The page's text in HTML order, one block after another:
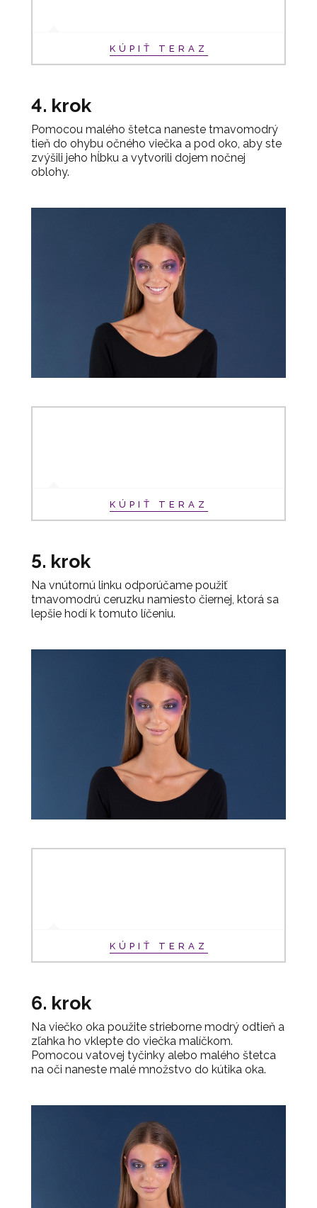
KÚPIŤ TERAZ
4. krok
Pomocou malého štetca naneste tmavomodrý
tieň do ohybu očného viečka a pod oko, aby ste
zvýšili jeho hĺbku a vytvorili dojem nočnej
oblohy.
KÚPIŤ TERAZ
5. krok
Na vnútornú linku odporúčame použiť
tmavomodrú ceruzku namiesto čiernej, ktorá sa
lepšie hodí k tomuto líčeniu.
KÚPIŤ TERAZ
6. krok
Na viečko oka použite strieborne modrý odtieň a
zľahka ho vklepte do viečka malíčkom.
Pomocou vatovej tyčinky alebo malého štetca
na oči naneste malé množstvo do kútika oka.